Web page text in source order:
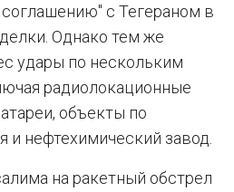
с Тегераном в
Однако тем же
удары по нескольким
радиолокационные
объекты по
и нефтехимический завод.
на ракетный обстрел